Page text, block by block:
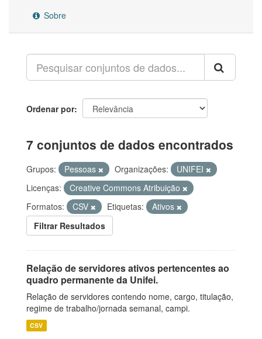
Sobre
Ordenar por
7 conjuntos de dados encontrados
Grupos: Pessoas Organizações:
UNIFEI
Licenças:
Creative Commons Atribuição
Formatos:
CSV Etiquetas:
Ativos
Filtrar Resultados
Relação de servidores ativos pertencentes ao
quadro permanente da Unifei.
Relação de servidores contendo nome, cargo, titulação,
regime de trabalho/jornada semanal, campi.
CSV